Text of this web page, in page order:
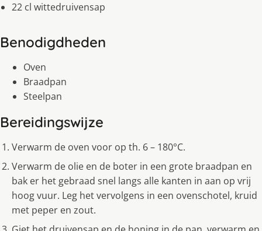
22 cl wittedruivensap
Benodigdheden
Oven
Braadpan
Steelpan
Bereidingswijze
Verwarm de oven voor op th. 6 – 180°C.
Verwarm de olie en de boter in een grote braadpan en
bak er het gebraad snel langs alle kanten in aan op vrij
hoog vuur. Leg het vervolgens in een ovenschotel, kruid
met peper en zout.